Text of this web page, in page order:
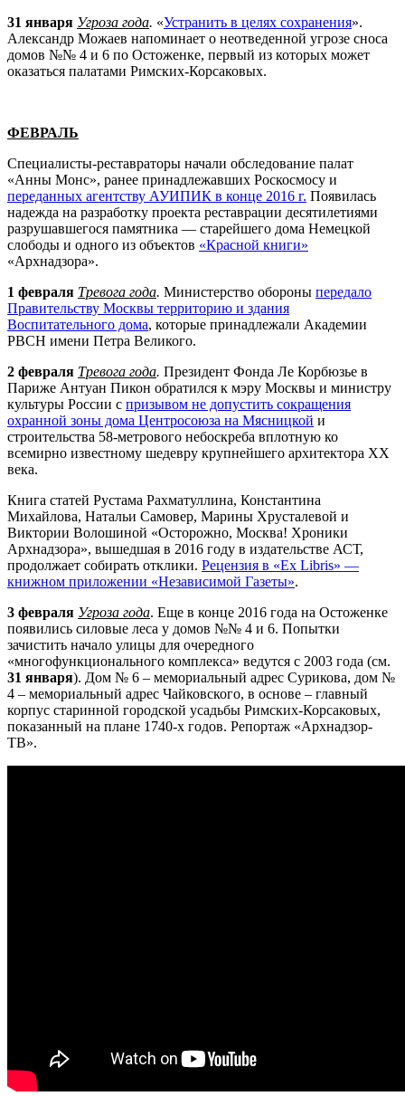
31 января Угроза года. «Устранить в целях сохранения».
Александр Можаев напоминает о неотведенной угрозе сноса
домов №№ 4 и 6 по Остоженке, первый из которых может
оказаться палатами Римских-Корсаковых.
ФЕВРАЛЬ
Специалисты-реставраторы начали обследование палат
«Анны Монс», ранее принадлежавших Роскосмосу и
переданных агентству АУИПИК в конце 2016 г. Появилась
надежда на разработку проекта реставрации десятилетиями
разрушавшегося памятника — старейшего дома Немецкой
слободы и одного из объектов «Красной книги»
«Архнадзора».
1 февраля Тревога года. Министерство обороны передало
Правительству Москвы территорию и здания
Воспитательного дома, которые принадлежали Академии
РВСН имени Петра Великого.
2 февраля Тревога года. Президент Фонда Ле Корбюзье в
Париже Антуан Пикон обратился к мэру Москвы и министру
культуры России с призывом не допустить сокращения
охранной зоны дома Центросоюза на Мясницкой и
строительства 58-метрового небоскреба вплотную ко
всемирно известному шедевру крупнейшего архитектора ХХ
века.
Книга статей Рустама Рахматуллина, Константина
Михайлова, Натальи Самовер, Марины Хрусталевой и
Виктории Волошиной «Осторожно, Москва! Хроники
Архнадзора», вышедшая в 2016 году в издательстве АСТ,
продолжает собирать отклики. Рецензия в «Ex Libris» —
книжном приложении «Независимой Газеты».
3 февраля Угроза года. Еще в конце 2016 года на Остоженке
появились силовые леса у домов №№ 4 и 6. Попытки
зачистить начало улицы для очередного
«многофункционального комплекса» ведутся с 2003 года (см.
31 января). Дом № 6 – мемориальный адрес Сурикова, дом №
4 – мемориальный адрес Чайковского, в основе – главный
корпус старинной городской усадьбы Римских-Корсаковых,
показанный на плане 1740-х годов. Репортаж «Архнадзор-
ТВ».